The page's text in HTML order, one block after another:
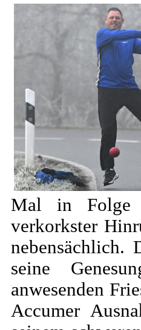
Mal in Folge
verkorkster
nebensächlich.
seine
anwesenden
Accumer